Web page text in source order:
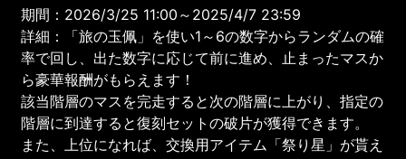
期間：2026/3/25 11:00～2025/4/7 23:59
詳細：「旅の玉佩」を使い1～6の数字からランダムの確
率で回し、出た数字に応じて前に進め、止まったマスか
ら豪華報酬がもらえます！
該当階層のマスを完走すると次の階層に上がり、指定の
階層に到達すると復刻セットの破片が獲得できます。
また、上位になれば、交換用アイテム「祭り星」が貰え